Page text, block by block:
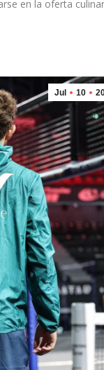
en la oferta
Jul 10